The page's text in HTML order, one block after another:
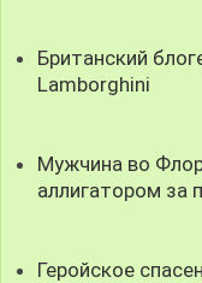
Британский
Lamborghini
Мужчина во
аллигатором за
Геройское